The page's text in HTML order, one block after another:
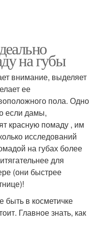
на губы
внимание, выделяет
ее
пола. Одно
если дамы,
красную помаду , им
исследований
на губах более
для
(они быстрее
быть в косметичке
Главное знать, как